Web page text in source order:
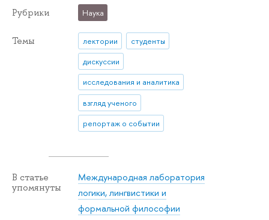
Рубрики Наука
Темы лектории
студенты
дискуссии
исследования и аналитика
взгляд ученого
репортаж о событии
В статье
упомянуты
Международная лаборатория
логики, лингвистики и
формальной философии